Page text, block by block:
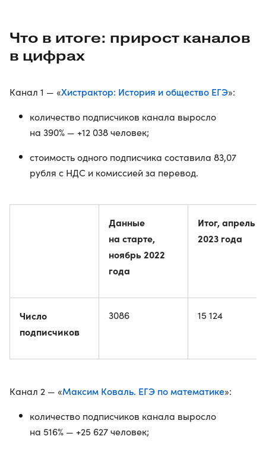
Что в итоге: прирост каналов
в цифрах
Канал 1 — «Хистрактор: История и общество ЕГЭ»:
количество подписчиков канала выросло
на 390% — +12 038 человек;
стоимость одного подписчика составила 83,07
рубля с НДС и комиссией за перевод.
Данные
на старте,
ноябрь 2022
года
Итог, апрель
2023 года
Число
подписчиков
3086 15 124
Канал 2 — «Максим Коваль. ЕГЭ по математике»:
количество подписчиков канала выросло
на 516% — +25 627 человек;